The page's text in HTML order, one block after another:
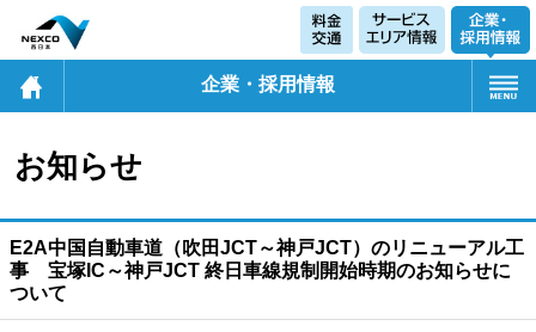
企業・採用情報
お知らせ
E2A中国自動車道（吹田JCT～神戸JCT）のリニューアル工
事 宝塚IC～神戸JCT 終日車線規制開始時期のお知らせに
ついて